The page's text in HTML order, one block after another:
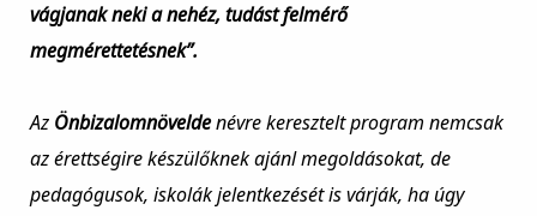
vágjanak neki a nehéz, tudást felmérő
megmérettetésnek”.
Az Önbizalomnöveldenévre keresztelt program nemcsak
az érettségire készülőknek ajánl megoldásokat, de
pedagógusok, iskolák jelentkezését is várják, ha úgy